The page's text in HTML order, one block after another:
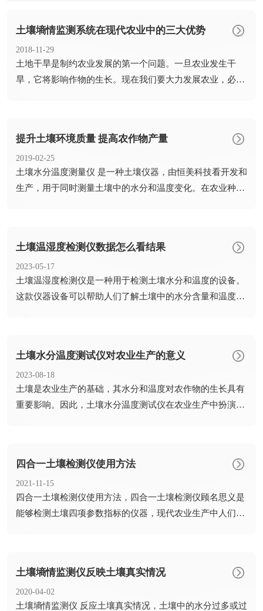
土壤墒情监测系统在现代农业中的三大优势
2018-11-29
​土地干旱是制约农业发展的第一个问题。一旦农业发生干
旱，它将影响作物的生长。现在我们要大力发展农业，必须
提升土壤环境质量 提高农作物产量
2019-02-25
​土壤水分温度测量仪 是一种土壤仪器，由恒美科技看开发和
生产，用于同时测量土壤中的水分和温度变化。在农业种植
土壤温湿度检测仪数据怎么看结果
2023-05-17
​土壤温湿度检测仪是一种用于检测土壤水分和温度的设备。
这款仪器设备可以帮助人们了解土壤中的水分含量和温度变
土壤水分温度测试仪对农业生产的意义
2023-08-18
​土壤是农业生产的基础，其水分和温度对农作物的生长具有
重要影响。因此，土壤水分温度测试仪在农业生产中扮演着
四合一土壤检测仪使用方法
2021-11-15
​四合一土壤检测仪使用方法，四合一土壤检测仪顾名思义是
能够检测土壤四项参数指标的仪器，现代农业生产中人们的
土壤墒情监测仪反映土壤真实情况
2020-04-02
​土壤墒情监测仪 反应土壤真实情况，土壤中的水分过多或过